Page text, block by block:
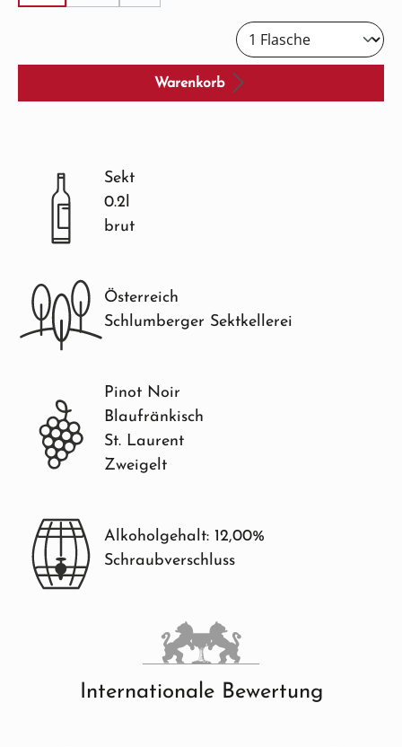
Warenkorb
Sekt
0.2l
brut
Österreich
Schlumberger Sektkellerei
Pinot Noir
Blaufränkisch
St. Laurent
Zweigelt
Alkoholgehalt: 12,00%
Schraubverschluss
Internationale Bewertung